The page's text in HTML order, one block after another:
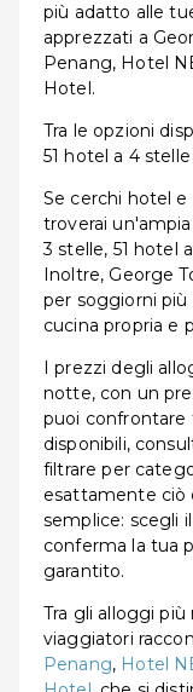
più adatto alle
apprezzati a
Penang, Hotel
Hotel.
Tra le opzioni
51 hotel a 4
Se cerchi hotel
troverai
3 stelle, 51 hotel
Inoltre, George
per soggiorni più
cucina propria e
I prezzi degli
notte, con un
puoi
disponibili,
filtrare per
esattamente ciò
semplice: scegli
conferma la tua
garantito.
Tra gli alloggi più
viaggiatori
Penang, Hotel